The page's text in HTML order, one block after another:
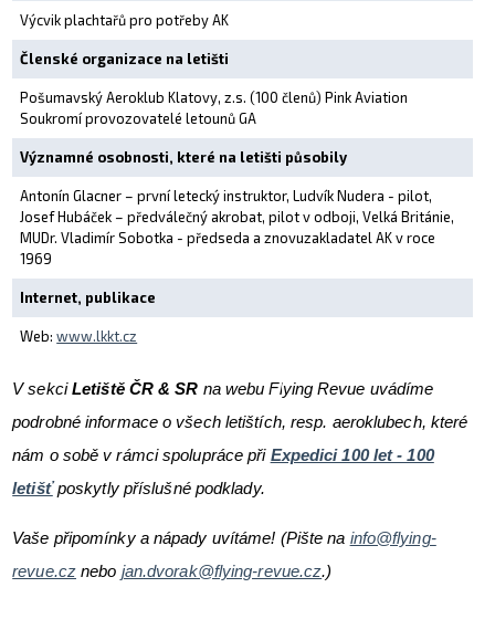
Výcvik plachtařů pro potřeby AK
Členské organizace na letišti
Pošumavský Aeroklub Klatovy, z.s. (100 členů) Pink Aviation
Soukromí provozovatelé letounů GA
Významné osobnosti, které na letišti působily
Antonín Glacner – první letecký instruktor, Ludvík Nudera - pilot,
Josef Hubáček – předválečný akrobat, pilot v odboji, Velká Británie,
MUDr. Vladimír Sobotka - předseda a znovuzakladatel AK v roce
1969
Internet, publikace
Web:www.lkkt.cz
V sekciLetiště ČR & SR na webu Flying Revue uvádíme
podrobné informace o všech letištích, resp. aeroklubech, které
nám o sobě v rámci spolupráce při Expedici 100 let - 100
letišť poskytly příslušné podklady.
Vaše připomínky a nápady uvítáme! (Pište na info@flying-
revue.cz nebo jan.dvorak@flying-revue.cz.)